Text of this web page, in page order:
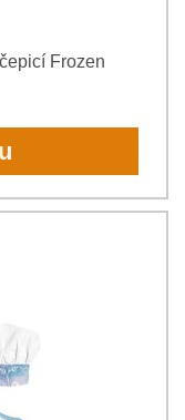
Frozen